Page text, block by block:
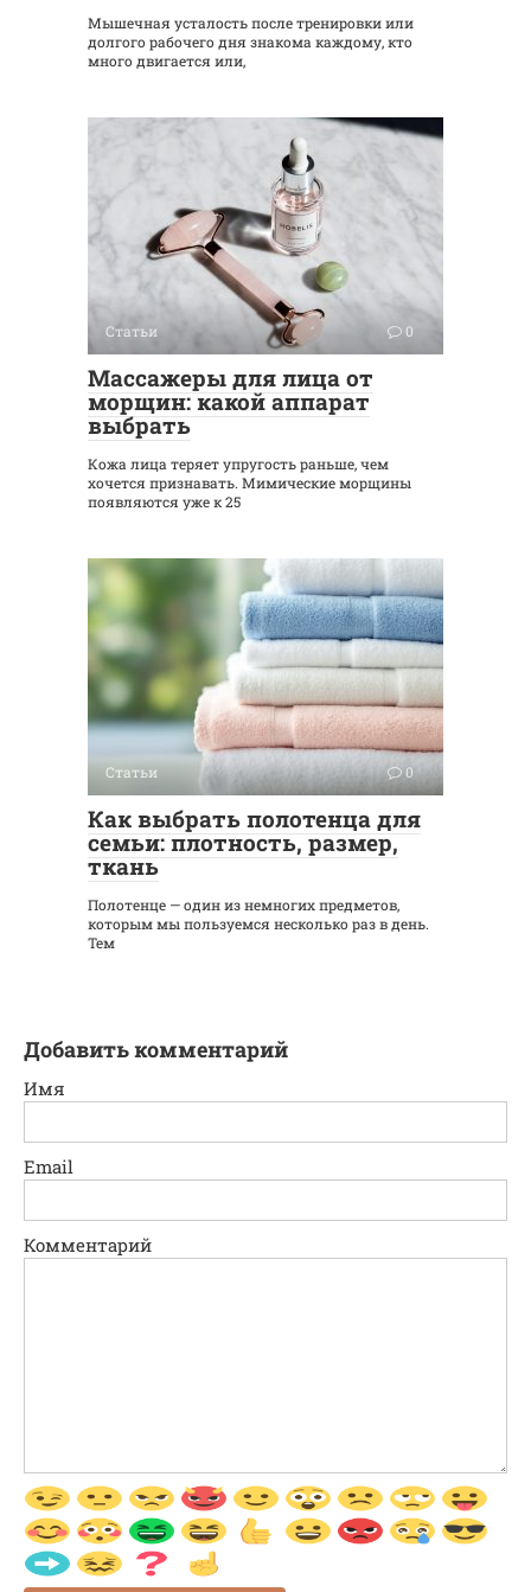
Мышечная усталость после тренировки или
долгого рабочего дня знакома каждому, кто
много двигается или,
Статьи 0
Массажеры для лица от
морщин: какой аппарат
выбрать
Кожа лица теряет упругость раньше, чем
хочется признавать. Мимические морщины
появляются уже к 25
Статьи 0
Как выбрать полотенца для
семьи: плотность, размер,
ткань
Полотенце — один из немногих предметов,
которым мы пользуемся несколько раз в день.
Тем
Добавить комментарий
Имя
Email
Комментарий